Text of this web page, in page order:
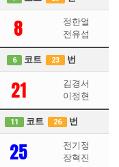
8
정한얼
전유섭
6 코트 23 번
21
김경서
이정현
11 코트 26 번
25
전기정
장혁진